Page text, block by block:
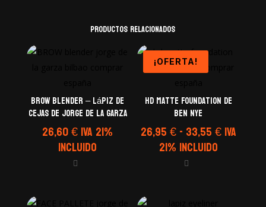
Productos relacionados
Brow blender – Lápiz de
cejas de Jorge de La Garza
26,60€IVA 21%
Incluido
¡OFERTA!
HD Matte Foundation de
Ben Nye
26,95€-33,55€Rango
IVA
21% Incluido